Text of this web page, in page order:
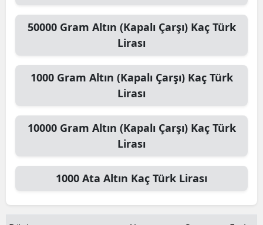
50000 Gram Altın (Kapalı Çarşı)Kaç Türk
Lirası
1000 Gram Altın (Kapalı Çarşı)Kaç Türk
Lirası
10000 Gram Altın (Kapalı Çarşı)Kaç Türk
Lirası
1000 Ata Altın Kaç Türk Lirası